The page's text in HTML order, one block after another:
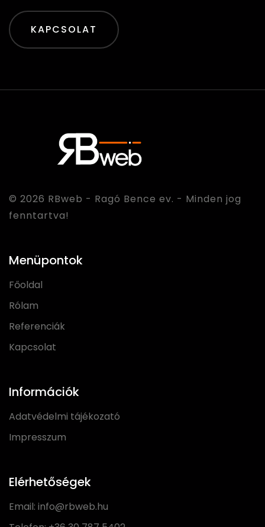
KAPCSOLAT
© 2026 RBweb - Ragó Bence ev. - Minden jog
fenntartva!
Menüpontok
Főoldal
Rólam
Referenciák
Kapcsolat
Információk
Adatvédelmi tájékozató
Impresszum
Elérhetőségek
Email: info@rbweb.hu